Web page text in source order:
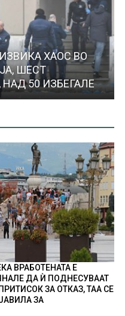
ХАОС ВО
ШЕСТ
50 ИЗБЕГАЛЕ
ВРАБОТЕНАТА Е
ДА Ѝ ПОДНЕСУВААТ
ЗА ОТКАЗ, ТАА СЕ
ЗА